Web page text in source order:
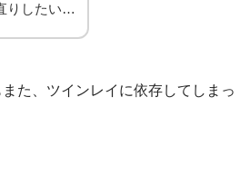
りしたい…
た、ツインレイに依存してしまっ